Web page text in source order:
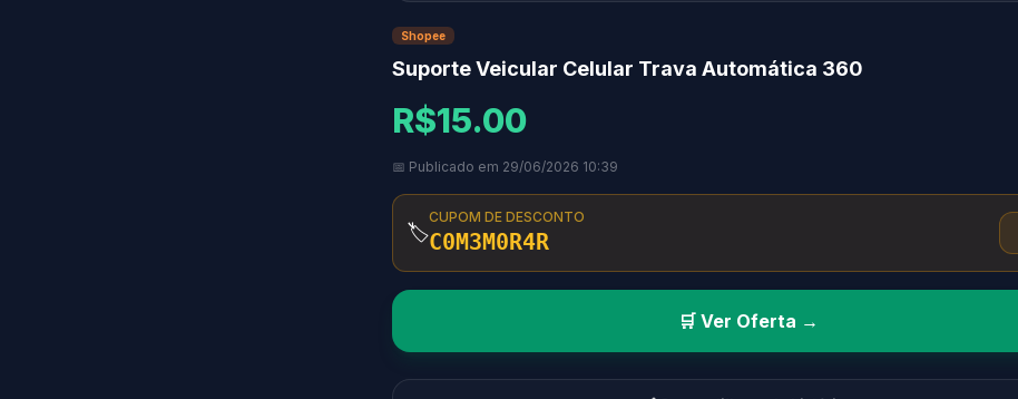
Shopee
Suporte Veicular Celular Trava Automática 360
R$15.00
📅 Publicado em 29/06/2026 10:39
🏷️
CUPOM DE DESCONTO
C0M3M0R4R
🛒 Ver Oferta →